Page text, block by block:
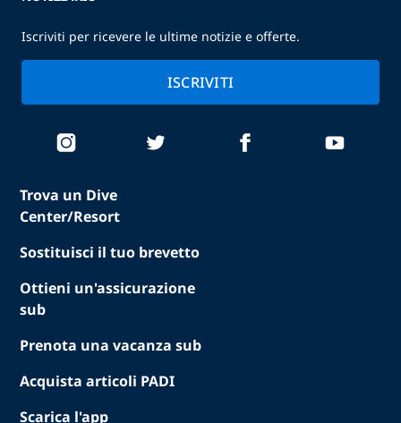
Trova un Dive
Center/Resort
Sostituisci il tuo brevetto
Ottieni un'assicurazione
sub
Prenota una vacanza sub
Acquista articoli PADI
Scarica l'app
Iscriviti per ricevere le ultime notizie e offerte.
ISCRIVITI